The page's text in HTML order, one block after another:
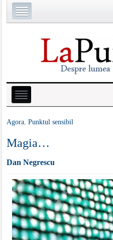
Agora ,Punktul sensibil
Magia…
Dan Negrescu